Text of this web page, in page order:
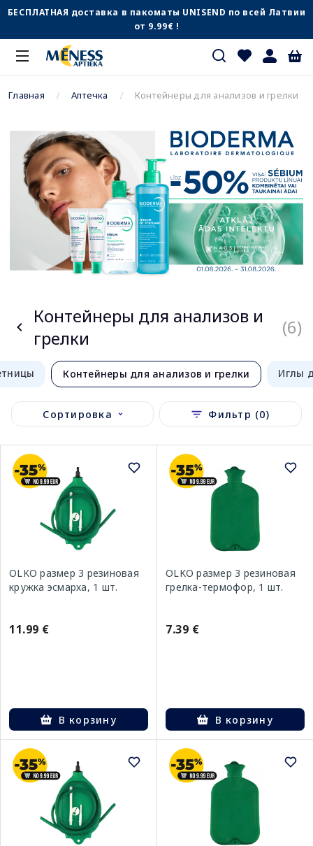
БЕСПЛАТНАЯ доставка в пакоматы UNISEND по всей Латвии
от 9.99€ !
Главная Аптечка Контейнеры для анализов и грелки
Контейнеры для анализов и
грелки
(6)
Контейнеры для анализов и грелки Иглы
Сортировка Фильтр (0)
OLKO размер 3 резиновая
кружка эсмарха, 1 шт.
11.99 €
В корзину
OLKO размер 3 резиновая
грелка-термофор, 1 шт.
7.39 €
В корзину